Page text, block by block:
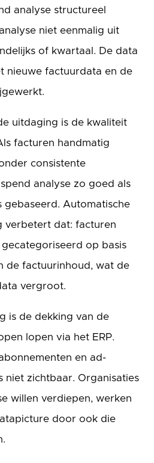
analyse structureel
niet eenmalig uit
of kwartaal. De data
nieuwe factuurdata en de
uitdaging is de kwaliteit
facturen handmatig
consistente
analyse zo goed als
gebaseerd. Automatische
verbetert dat: facturen
op basis
de factuurinhoud, wat de
vergroot.
is de dekking van de
lopen via het ERP.
en ad-
niet zichtbaar. Organisaties
willen verdiepen, werken
door ook die